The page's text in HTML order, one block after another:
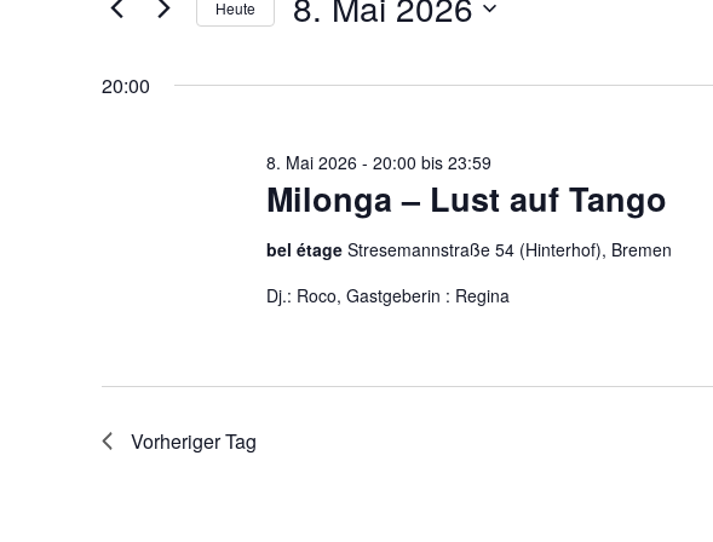
2026
Navigation
Veranstaltungen
Heute
wählen.
20:00
Milonga – Lust auf Tango
8. Mai 2026 - 20:00 bis 23:59
bel étage Stresemannstraße 54 (Hinterhof), Bremen
Dj.: Roco, Gastgeberin : Regina
Vorheriger Tag